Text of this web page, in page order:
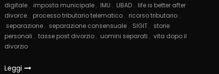
digitale , imposta municipale , IMU , LIBAD , life is better after
divorce , processo tributario telematico , ricorso tributario ,
separazione , separazione consensuale , SIGIT , storie
personali , tasse post divorzio , uomini separati , vita dopo il
divorzio
Leggi